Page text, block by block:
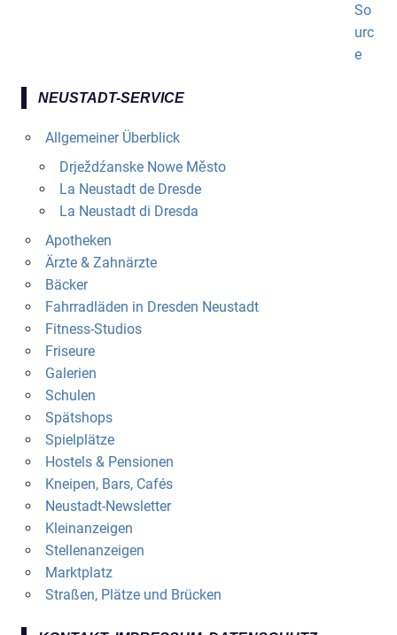
NEUSTADT-SERVICE
Allgemeiner Überblick
Drježdźanske Nowe Město
La Neustadt de Dresde
La Neustadt di Dresda
Apotheken
Ärzte & Zahnärzte
Bäcker
Fahrradläden in Dresden Neustadt
Fitness-Studios
Friseure
Galerien
Schulen
Spätshops
Spielplätze
Hostels & Pensionen
Kneipen, Bars, Cafés
Neustadt-Newsletter
Kleinanzeigen
Stellenanzeigen
Marktplatz
Straßen, Plätze und Brücken